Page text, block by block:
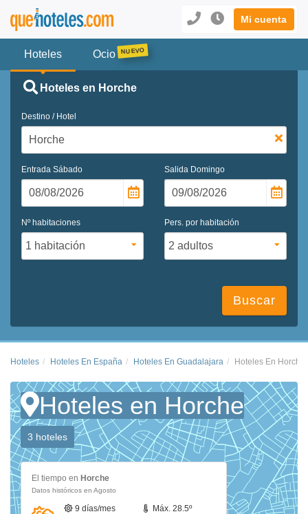
Mi cuenta
Hoteles Ocio
Hoteles en Horche
Destino / Hotel
Entrada Sábado Salida Domingo
Nº habitaciones Pers. por habitación
Buscar
Hoteles Hoteles En España Hoteles En Guadalajara Hoteles En Horche
Hoteles en Horche
3 hoteles
El tiempo en Horche
Datos históricos en Agosto
9 días/mes
Máx. 28.5º